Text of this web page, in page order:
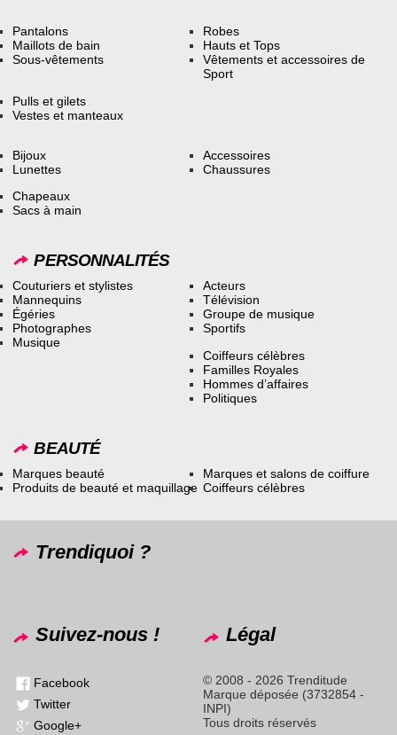
Pantalons
Maillots de bain
Sous-vêtements
Robes
Hauts et Tops
Vêtements et accessoires de
Sport
Pulls et gilets
Vestes et manteaux
Bijoux
Lunettes
Accessoires
Chaussures
Chapeaux
Sacs à main
PERSONNALITÉS
Couturiers et stylistes
Mannequins
Égéries
Photographes
Musique
Acteurs
Télévision
Groupe de musique
Sportifs
Coiffeurs célèbres
Familles Royales
Hommes d’affaires
Politiques
BEAUTÉ
Marques beauté
Produits de beauté et maquillage
Marques et salons de coiffure
Coiffeurs célèbres
Trendiquoi ?
Suivez-nous !
Facebook
Twitter
Google+
Légal
© 2008 - 2026 Trenditude
Marque déposée (3732854 -
INPI)
Tous droits réservés